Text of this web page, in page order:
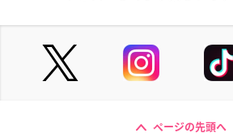
ページの先頭へ